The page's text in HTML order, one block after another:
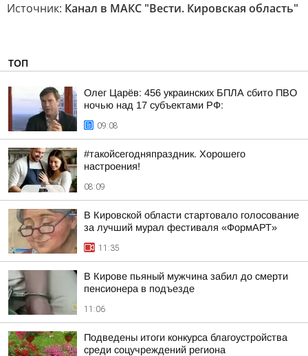
Источник: Канал в МАКС "Вести. Кировская область"
ТОП
Олег Царёв: 456 украинских БПЛА сбито ПВО
ночью над 17 субъектами РФ:
09:08
#такойсегодняпраздник. Хорошего
настроения!
08:09
В Кировской области стартовало голосование
за лучший мурал фестиваля «ФормАРТ»
11:35
В Кирове пьяный мужчина забил до смерти
пенсионера в подъезде
11:06
Подведены итоги конкурса благоустройства
среди соцучреждений региона